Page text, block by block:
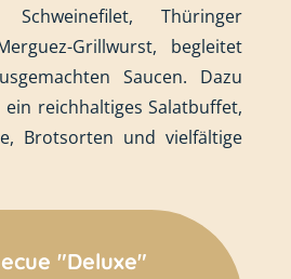
Schweinefilet, Thüringer
Grillwurst, begleitet
Saucen. Dazu
reichhaltiges Salatbuffet,
Brotsorten und vielfältige
"Deluxe"